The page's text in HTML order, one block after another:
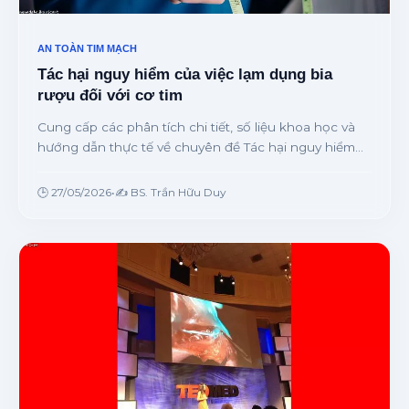
AN TOÀN TIM MẠCH
Tác hại nguy hiểm của việc lạm dụng bia
rượu đối với cơ tim
Cung cấp các phân tích chi tiết, số liệu khoa học và
hướng dẫn thực tế về chuyên đề Tác hại nguy hiểm
gia.
🕒 27/05/2026•✍️ BS. Trần Hữu Duy